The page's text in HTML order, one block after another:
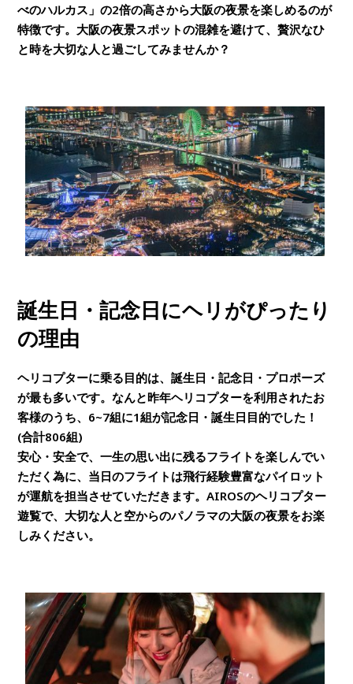
べのハルカス」の2倍の高さから大阪の夜景を楽しめるのが
特徴です。大阪の夜景スポットの混雑を避けて、贅沢なひ
と時を大切な人と過ごしてみませんか？
誕生日・記念日にヘリがぴったり
の理由
ヘリコプターに乗る目的は、誕生日・記念日・プロポーズ
が最も多いです。なんと昨年ヘリコプターを利用されたお
客様のうち、6~7組に1組が記念日・誕生日目的でした！
(合計806組)
安心・安全で、一生の思い出に残るフライトを楽しんでい
ただく為に、当日のフライトは飛行経験豊富なパイロット
が運航を担当させていただきます。AIROSのヘリコプター
遊覧で、大切な人と空からのパノラマの大阪の夜景をお楽
しみください。